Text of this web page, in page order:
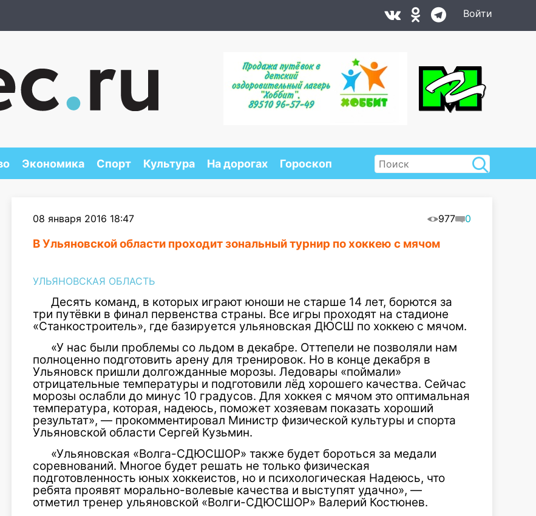
Войти
Экономика Спорт Культура На дорогах Гороскоп
08 января 2016 18:47 977 0
В Ульяновской области проходит зональный турнир по хоккею с мячом
УЛЬЯНОВСКАЯ ОБЛАСТЬ
Десять команд, в которых играют юноши не старше 14 лет, борются за
три путёвки в финал первенства страны. Все игры проходят на стадионе
«Станкостроитель», где базируется ульяновская ДЮСШ по хоккею с мячом.
«У нас были проблемы со льдом в декабре. Оттепели не позволяли нам
полноценно подготовить арену для тренировок. Но в конце декабря в
Ульяновск пришли долгожданные морозы. Ледовары «поймали»
отрицательные температуры и подготовили лёд хорошего качества. Сейчас
морозы ослабли до минус 10 градусов. Для хоккея с мячом это оптимальная
температура, которая, надеюсь, поможет хозяевам показать хороший
результат», — прокомментировал Министр физической культуры и спорта
Ульяновской области Сергей Кузьмин.
«Ульяновская «Волга-СДЮСШОР» также будет бороться за медали
соревнований. Многое будет решать не только физическая
подготовленность юных хоккеистов, но и психологическая Надеюсь, что
ребята проявят морально-волевые качества и выступят удачно», —
отметил тренер ульяновской «Волги-СДЮСШОР» Валерий Костюнев.